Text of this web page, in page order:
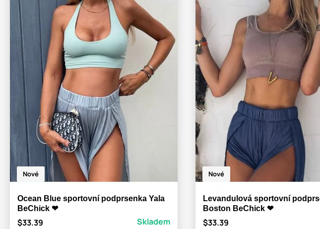
Nové
Ocean Blue sportovní podprsenka Yala
BeChick ❤
$33.39 Skladem
Nové
Levandulová sportovní
Boston BeChick ❤
$33.39